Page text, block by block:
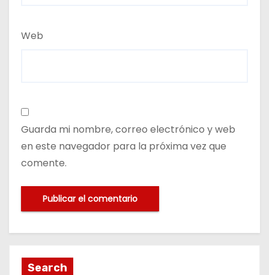
Web
Guarda mi nombre, correo electrónico y web
en este navegador para la próxima vez que
comente.
Search